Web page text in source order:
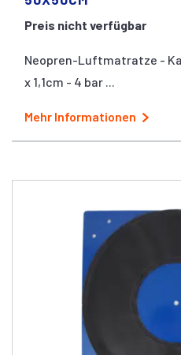
Preis nicht verfügbar
Neopren-Luftmatratze -
x 1,1cm - 4 bar ...
Mehr Informationen